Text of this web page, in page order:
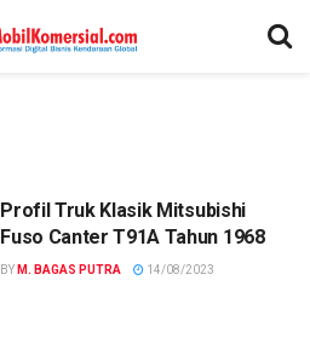
Profil Truk Klasik Mitsubishi
Fuso Canter T91A Tahun 1968
BY M. BAGAS PUTRA 14/08/2023